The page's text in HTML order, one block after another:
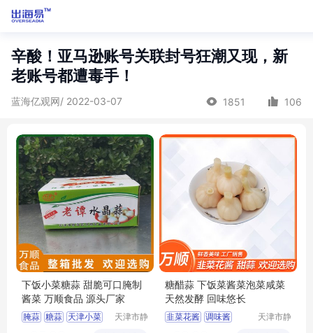
辛酸！亚马逊账号关联封号狂潮又现，新
老账号都遭毒手！
蓝海亿观网/ 2022-03-07 1851 106
下饭小菜糖蒜 甜脆可口腌制
酱菜 万顺食品 源头厂家
腌蒜 糖蒜 天津小菜
天津市静
糖醋蒜 下饭菜酱菜泡菜咸菜
天然发酵 回味悠长
韭菜花酱 调味酱
天津市静